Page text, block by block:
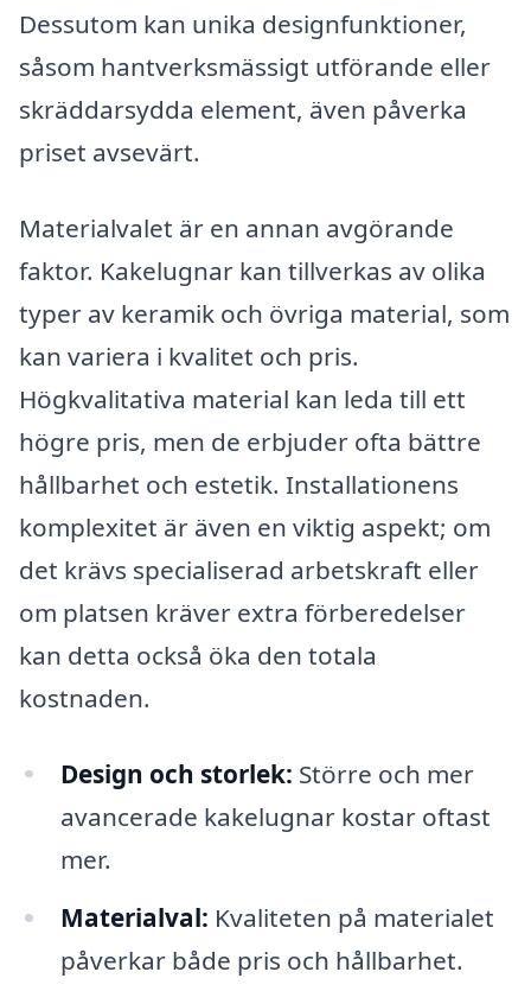
Dessutom kan unika designfunktioner,
såsom hantverksmässigt utförande eller
skräddarsydda element, även påverka
priset avsevärt.
Materialvalet är en annan avgörande
faktor. Kakelugnar kan tillverkas av olika
typer av keramik och övriga material, som
kan variera i kvalitet och pris.
Högkvalitativa material kan leda till ett
högre pris, men de erbjuder ofta bättre
hållbarhet och estetik. Installationens
komplexitet är även en viktig aspekt; om
det krävs specialiserad arbetskraft eller
om platsen kräver extra förberedelser
kan detta också öka den totala
kostnaden.
Design och storlek: Större och mer
avancerade kakelugnar kostar oftast
mer.
Materialval: Kvaliteten på materialet
påverkar både pris och hållbarhet.